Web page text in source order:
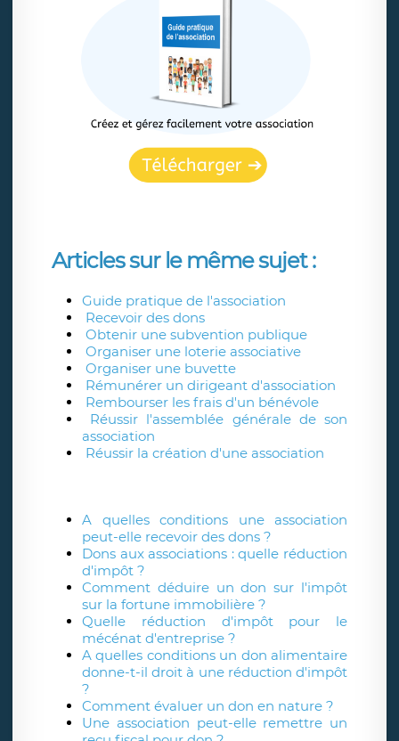
Articles sur le même sujet :
Guide pratique de l'association
Recevoir des dons
Obtenir une subvention publique
Organiser une loterie associative
Organiser une buvette
Rémunérer un dirigeant d'association
Rembourser les frais d'un bénévole
Réussir l'assemblée générale de son
association
Réussir la création d'une association
A quelles conditions une association
peut-elle recevoir des dons ?
Dons aux associations : quelle réduction
d'impôt ?
Comment déduire un don sur l'impôt
sur la fortune immobilière ?
Quelle réduction d'impôt pour le
mécénat d'entreprise ?
A quelles conditions un don alimentaire
donne-t-il droit à une réduction d'impôt
?
Comment évaluer un don en nature ?
Une association peut-elle remettre un